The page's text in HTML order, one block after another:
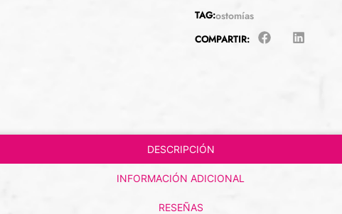
TAG:ostomías
COMPARTIR:
DESCRIPCIÓN
INFORMACIÓN ADICIONAL
RESEÑAS